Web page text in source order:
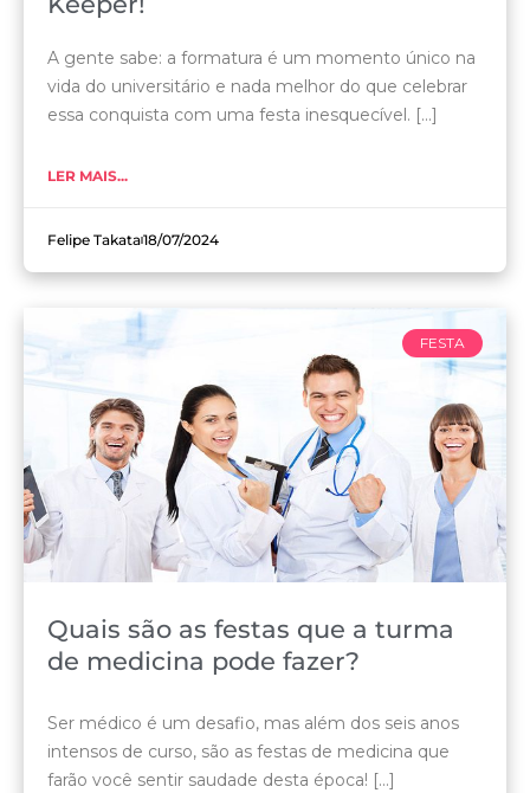
A gente sabe: a formatura é um momento único na
vida do universitário e nada melhor do que celebrar
essa conquista com uma festa inesquecível. [...]
LER MAIS...
Felipe Takata18/07/2024
FESTA
Quais são as festas que a turma
de medicina pode fazer?
Ser médico é um desafio, mas além dos seis anos
intensos de curso, são as festas de medicina que
farão você sentir saudade desta época! [...]